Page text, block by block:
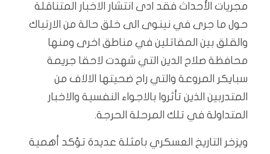
مجريات الأحداث فقد ادى انتشار الاخبار المتناقلة
حول ما جرى في نينوى الى خلق حالة من الارتباك
والقلق بين المقاتلين في مناطق اخرى ومنها
محافظة صلاح الدين التي شهدت لاحقا جريمة
سبايكر المروعة والتي راح ضحيتها الالاف من
المتدربين الذين تأثروا بالاجواء النفسية والاخبار
المتداولة في تلك المرحلة الحرجة.
ويزخر التاريخ العسكري بامثلة عديدة تؤكد أهمية